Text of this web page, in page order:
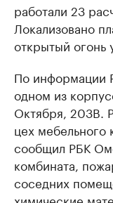
работали 23
Локализовано
открытый огонь
По информации
одном из
Октября, 203В.
цех мебельного
сообщил РБК
комбината,
соседних